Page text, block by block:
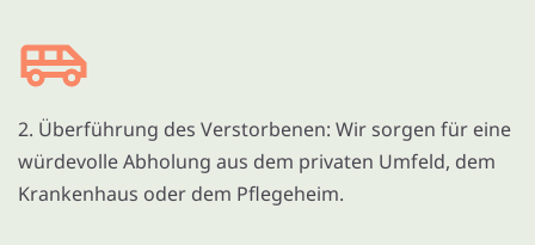
2. Überführung des Verstorbenen: Wir sorgen für eine
würdevolle Abholung aus dem privaten Umfeld, dem
Krankenhaus oder dem Pflegeheim.